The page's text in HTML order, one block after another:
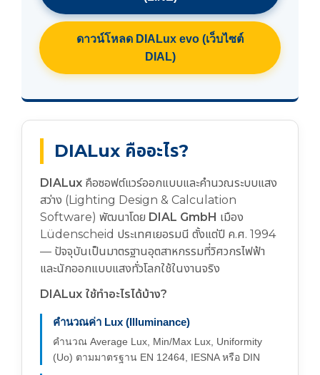
ดาวน์โหลด DIALux evo (เว็บไซต์
DIAL)
DIALux คืออะไร?
DIALux คือซอฟต์แวร์ออกแบบและคำนวณระบบแสง
สว่าง (Lighting Design & Calculation
Software) พัฒนาโดย DIAL GmbH เมือง
Lüdenscheid ประเทศเยอรมนี ตั้งแต่ปี ค.ศ. 1994
— ปัจจุบันเป็นมาตรฐานอุตสาหกรรมที่วิศวกรไฟฟ้า
และนักออกแบบแสงทั่วโลกใช้ในงานจริง
DIALux ใช้ทำอะไรได้บ้าง?
คำนวณค่า Lux (Illuminance)
คำนวณ Average Lux, Min/Max Lux, Uniformity
(Uo) ตามมาตรฐาน EN 12464, IESNA หรือ DIN